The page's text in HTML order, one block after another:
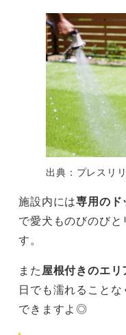
出典：プレスリ
施設内には専用のド
で愛犬ものびのび
す。
また屋根付きのエリ
日でも濡れること
できますよ◎